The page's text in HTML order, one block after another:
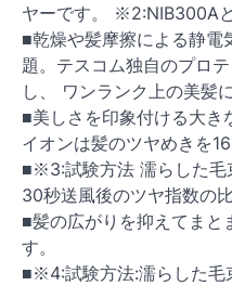
ヤーです。 ※2:NIB300A
■乾燥や髪摩擦による静電
題。テスコム独自のプロ
し、 ワンランク上の美髪
■美しさを印象付ける大き
イオンは髪のツヤめきを
■※3:試験方法 濡らした毛
30秒送風後のツヤ指数の
■髪の広がりを抑えてまと
す。
■※4:試験方法:濡らした毛